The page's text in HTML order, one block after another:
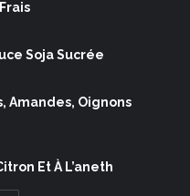
Soja Sucrée
Amandes, Oignons
Et À L’aneth